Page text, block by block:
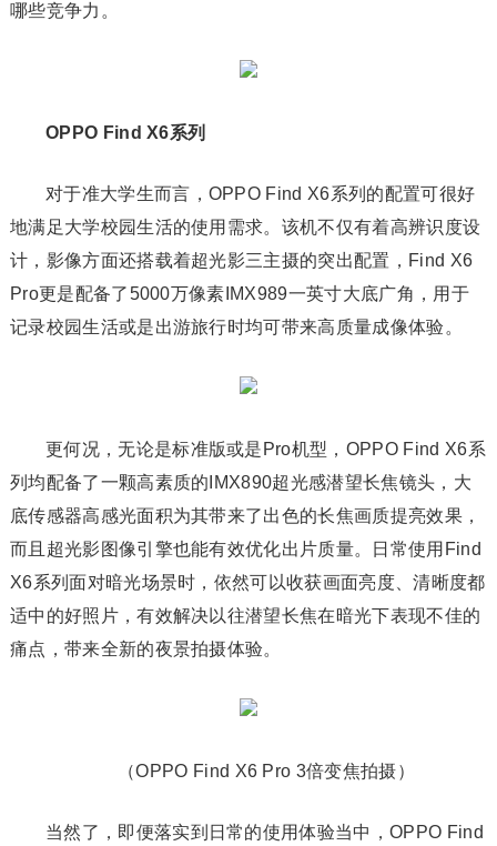
哪些竞争力。
OPPO Find X6系列
对于准大学生而言，OPPO Find X6系列的配置可很好
地满足大学校园生活的使用需求。该机不仅有着高辨识度设
计，影像方面还搭载着超光影三主摄的突出配置，Find X6
Pro更是配备了5000万像素IMX989一英寸大底广角，用于
记录校园生活或是出游旅行时均可带来高质量成像体验。
更何况，无论是标准版或是Pro机型，OPPO Find X6系
列均配备了一颗高素质的IMX890超光感潜望长焦镜头，大
底传感器高感光面积为其带来了出色的长焦画质提亮效果，
而且超光影图像引擎也能有效优化出片质量。日常使用Find
X6系列面对暗光场景时，依然可以收获画面亮度、清晰度都
适中的好照片，有效解决以往潜望长焦在暗光下表现不佳的
痛点，带来全新的夜景拍摄体验。
（OPPO Find X6 Pro 3倍变焦拍摄）
当然了，即便落实到日常的使用体验当中，OPPO Find